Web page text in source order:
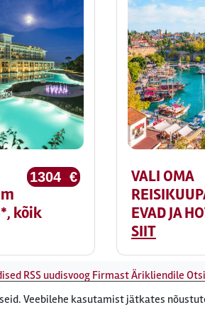
1304 €
kõik
VALI OMA
EVAD JA
SIIT
RSS uudisvoog FirmastÄrikliendile
Eesti - e-post:
Veebilehe kasutamist jätkates